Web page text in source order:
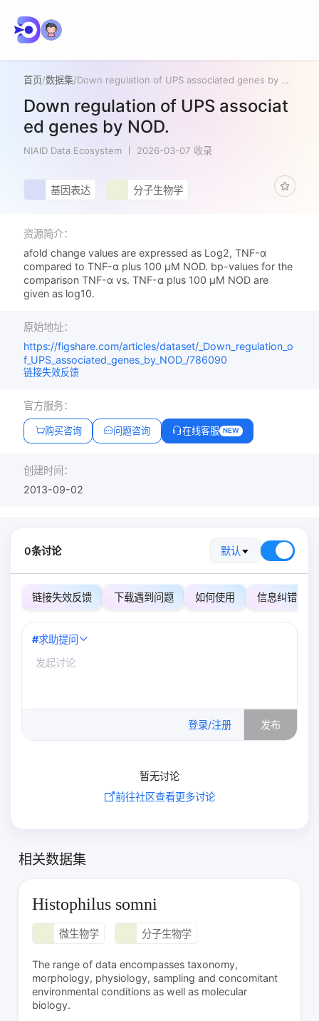
首页/数据集/ Down regulation of UPS associated genes by NOD.
Down regulation of UPS associat
ed genes by NOD.
NIAID Data Ecosystem 2026-03-07 收录
基因表达 分子生物学
资源简介：
afold change values are expressed as Log2, TNF-α
compared to TNF-α plus 100 µM NOD. bp-values for the
comparison TNF-α vs. TNF-α plus 100 µM NOD are
given as log10.
原始地址：
https://figshare.com/articles/dataset/_Down_regulation_o
f_UPS_associated_genes_by_NOD_/786090
链接失效反馈
官方服务：
购买咨询 问题咨询 在线客服 NEW
创建时间：
2013-09-02
0条讨论 默认
链接失效反馈 下载遇到问题 如何使用 信息纠错
#求助提问
登录/注册 发布
暂无讨论
前往社区查看更多讨论
相关数据集
Histophilus somni
微生物学 分子生物学
The range of data encompasses taxonomy,
morphology, physiology, sampling and concomitant
environmental conditions as well as molecular
biology.